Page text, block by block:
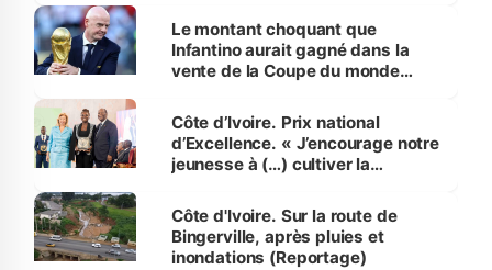
Le montant choquant que
Infantino aurait gagné dans la
vente de la Coupe du monde
Côte d’Ivoire. Prix national
d’Excellence. « J’encourage notre
jeunesse à (…) cultiver la
(Alassane Ouattara
Côte d'Ivoire. Sur la route de
Bingerville, après pluies et
inondations (Reportage)